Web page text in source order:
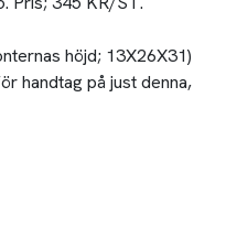
höjd; 13X26X31)
handtag på just denna,